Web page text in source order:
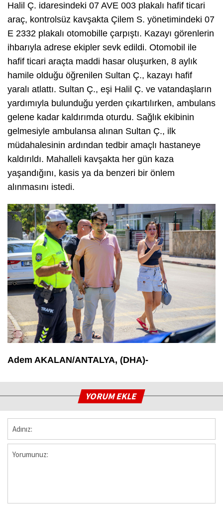
Halil Ç. idaresindeki 07 AVE 003 plakalı hafif ticari
araç, kontrolsüz kavşakta Çilem S. yönetimindeki 07
E 2332 plakalı otomobille çarpıştı. Kazayı görenlerin
ihbarıyla adrese ekipler sevk edildi. Otomobil ile
hafif ticari araçta maddi hasar oluşurken, 8 aylık
hamile olduğu öğrenilen Sultan Ç., kazayı hafif
yaralı atlattı. Sultan Ç., eşi Halil Ç. ve vatandaşların
yardımıyla bulunduğu yerden çıkartılırken, ambulans
gelene kadar kaldırımda oturdu. Sağlık ekibinin
gelmesiyle ambulansa alınan Sultan Ç., ilk
müdahalesinin ardından tedbir amaçlı hastaneye
kaldırıldı. Mahalleli kavşakta her gün kaza
yaşandığını, kasis ya da benzeri bir önlem
alınmasını istedi.
Adem AKALAN/ANTALYA, (DHA)-
YORUM EKLE